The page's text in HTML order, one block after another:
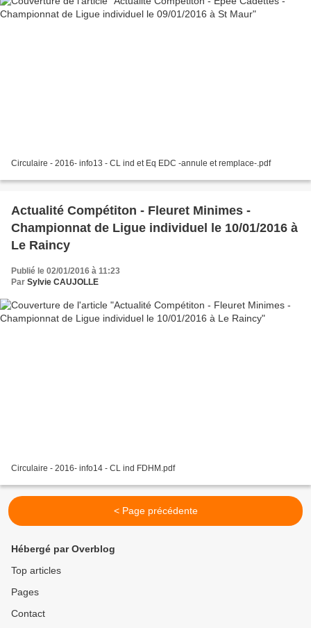
Circulaire - 2016- info13 - CL ind et Eq EDC -annule et remplace-.pdf
Actualité Compétiton - Fleuret Minimes -
Championnat de Ligue individuel le 10/01/2016 à
Le Raincy
Publié le 02/01/2016 à 11:23
Par Sylvie CAUJOLLE
Circulaire - 2016- info14 - CL ind FDHM.pdf
< Page précédente
Hébergé par Overblog
Top articles
Pages
Contact